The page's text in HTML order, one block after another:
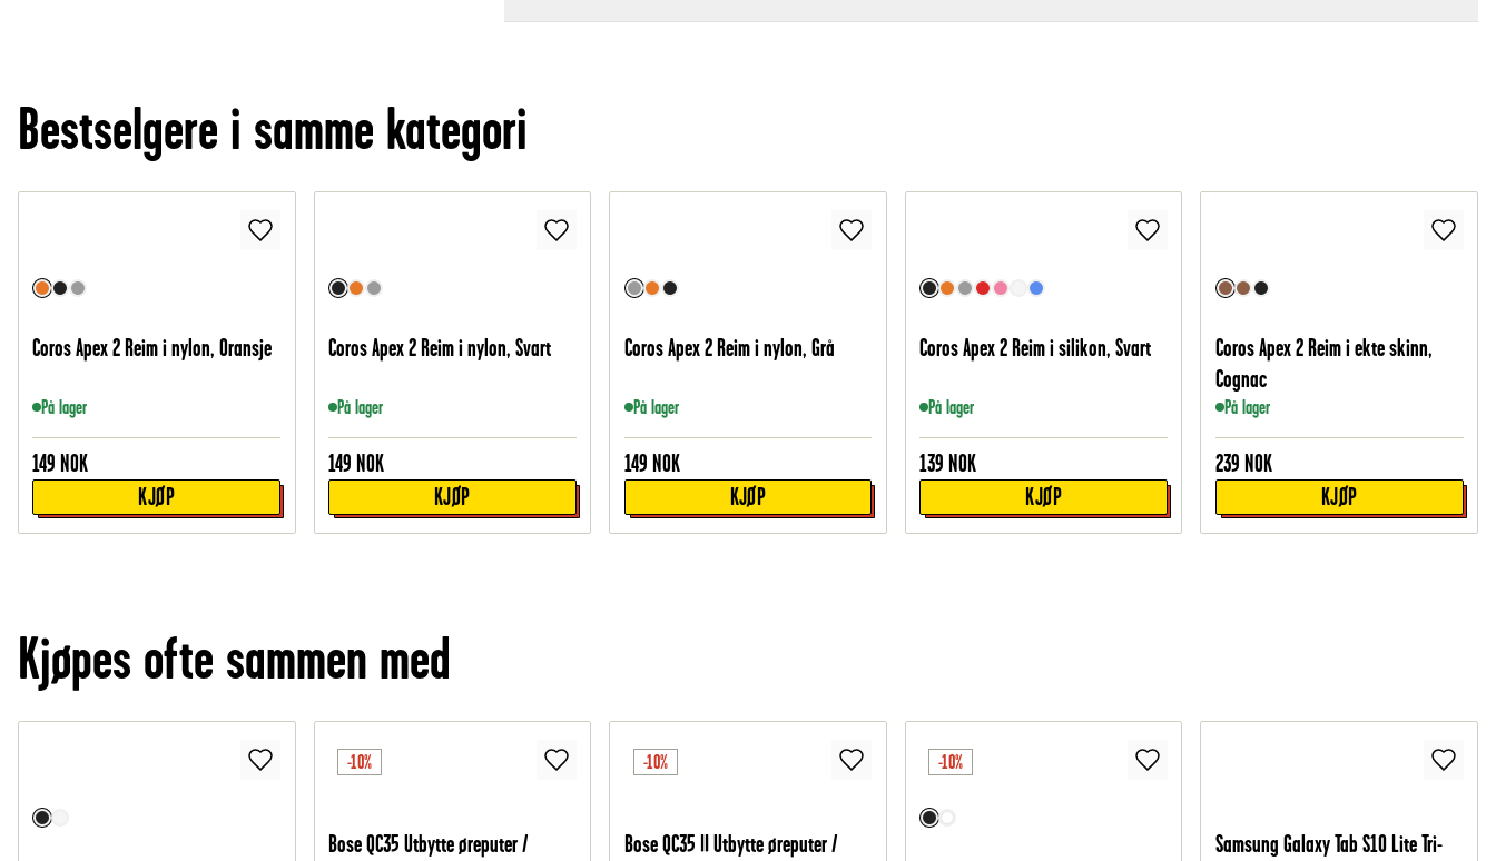
Bestselgere i samme kategori
Coros Apex 2 Reim i nylon, Oransje
På lager
149 NOK
KJØP
Coros Apex 2 Reim i nylon, Svart
På lager
149 NOK
KJØP
Coros Apex 2 Reim i nylon, Grå
På lager
149 NOK
KJØP
Coros Apex 2 Reim i silikon, Svart
På lager
139 NOK
KJØP
Coros Apex 2 Reim i ekte skinn,
Cognac
På lager
239 NOK
KJØP
Kjøpes ofte sammen med
-10%
Bose QC35 Utbytte øreputer /
-10%
Bose QC35 II Utbytte øreputer /
-10%
Samsung Galaxy Tab S10 Lite Tri-